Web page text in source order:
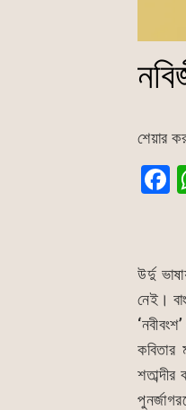
শেয়ার
F
e
b
o
o
k
উর্দু
নেই।
কবিতার